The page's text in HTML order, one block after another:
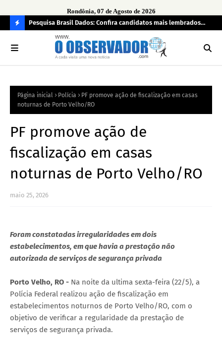
Rondônia, 07 de Agosto de 2026
O
R
Pesquisa Brasil Dados: Confira candidatos mais lembrados
pelo eleitorado de Rondônia para deputado estadual
Página inicial Polícia
PF promove ação de fiscalização em casas
noturnas de Porto Velho/RO
PF promove ação de
fiscalização em casas
noturnas de Porto Velho/RO
maio 25, 2026
Foram constatadas irregularidades em dois
estabelecimentos, em que havia a prestação não
autorizada de serviços de segurança privada
Porto Velho, RO - Na noite da ultima sexta-feira (22/5), a
Polícia Federal realizou ação de fiscalização em
estabelecimentos noturnos de Porto Velho/RO, com o
objetivo de verificar a regularidade da prestação de
serviços de segurança privada.